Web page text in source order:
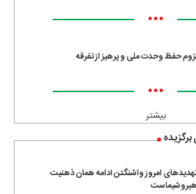
•••
لزوم حفظ وحدت ملی و پرهیز از تفرقه
•••
بیشتر
امروز واشنگتن ادامه همان ذهنیت
هیروشیماست